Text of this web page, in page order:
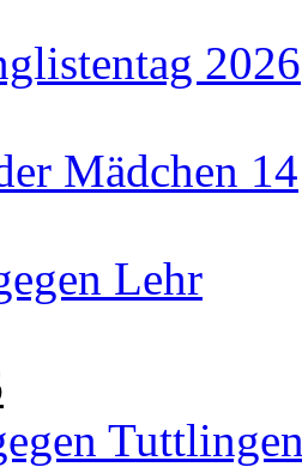
2026
Mädchen 14
Lehr